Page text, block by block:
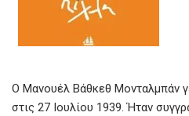
Ο Μανουέλ Βάθκεθ Μονταλμπάν
στις 27 Ιουλίου 1939. Ήταν